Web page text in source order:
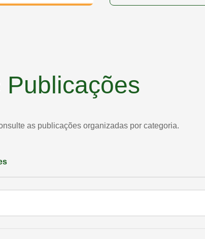
Publicações
as publicações organizadas por categoria.